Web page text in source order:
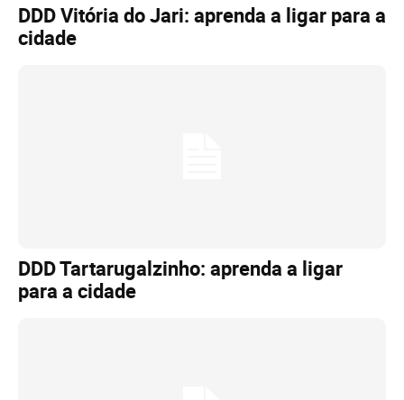
DDD Vitória do Jari: aprenda a ligar para a
cidade
DDD Tartarugalzinho: aprenda a ligar
para a cidade